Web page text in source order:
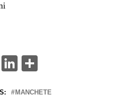
Messenger
LinkedIn
MANCHETE